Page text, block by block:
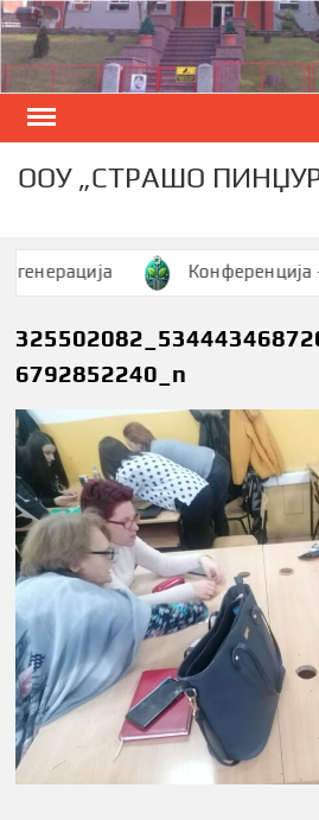
Skip
to
content
ООУ „СТРАШО
Конференција – Од
6792852240_n